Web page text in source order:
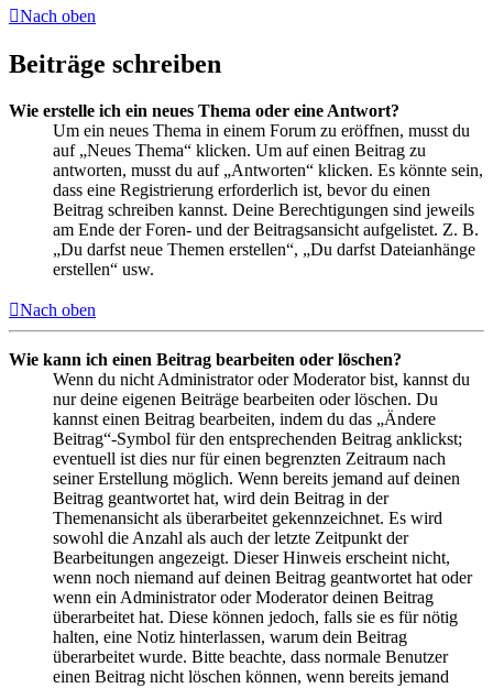
Nach oben
Beiträge schreiben
Wie erstelle ich ein neues Thema oder eine Antwort?
Um ein neues Thema in einem Forum zu eröffnen, musst du
auf „Neues Thema“ klicken. Um auf einen Beitrag zu
antworten, musst du auf „Antworten“ klicken. Es könnte sein,
dass eine Registrierung erforderlich ist, bevor du einen
Beitrag schreiben kannst. Deine Berechtigungen sind jeweils
am Ende der Foren- und der Beitragsansicht aufgelistet. Z. B.
„Du darfst neue Themen erstellen“, „Du darfst Dateianhänge
erstellen“ usw.
Nach oben
Wie kann ich einen Beitrag bearbeiten oder löschen?
Wenn du nicht Administrator oder Moderator bist, kannst du
nur deine eigenen Beiträge bearbeiten oder löschen. Du
kannst einen Beitrag bearbeiten, indem du das „Ändere
Beitrag“-Symbol für den entsprechenden Beitrag anklickst;
eventuell ist dies nur für einen begrenzten Zeitraum nach
seiner Erstellung möglich. Wenn bereits jemand auf deinen
Beitrag geantwortet hat, wird dein Beitrag in der
Themenansicht als überarbeitet gekennzeichnet. Es wird
sowohl die Anzahl als auch der letzte Zeitpunkt der
Bearbeitungen angezeigt. Dieser Hinweis erscheint nicht,
wenn noch niemand auf deinen Beitrag geantwortet hat oder
wenn ein Administrator oder Moderator deinen Beitrag
überarbeitet hat. Diese können jedoch, falls sie es für nötig
halten, eine Notiz hinterlassen, warum dein Beitrag
überarbeitet wurde. Bitte beachte, dass normale Benutzer
einen Beitrag nicht löschen können, wenn bereits jemand